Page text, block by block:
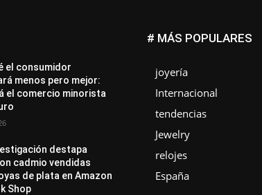
el consumidor
menos pero mejor:
el comercio minorista
destapa
cadmio vendidas
de plata en Amazon
Shop
# MÁS POPULARES
joyería
Internacional
tendencias
Jewelry
relojes
España